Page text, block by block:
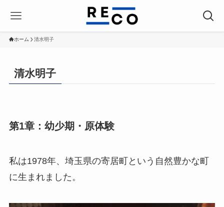
ホーム 清水明子
清水明子
第1章：幼少期・原体験
私は1978年、埼玉県の寄居町という自然豊かな町
に生まれました。